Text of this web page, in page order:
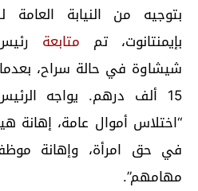
بتوجيه من النيابة العامة
بإيمنتانوت، تم متابعة
شيشاوة في حالة سراح،
15 ألف درهم. يواجه
“اختلاس أموال عامة، إهانة
في حق امرأة، وإهانة
مهامهم”.